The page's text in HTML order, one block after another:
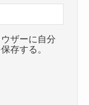
ザーに自分
存する。